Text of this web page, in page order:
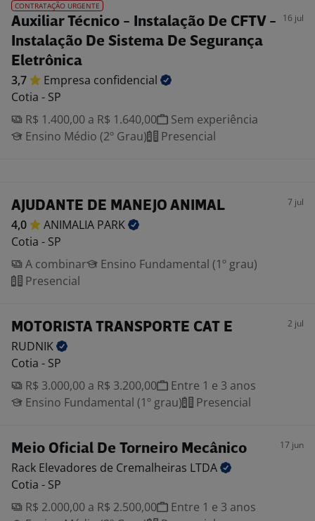
CONTRATAÇÃO URGENTE
Auxiliar Técnico - Instalação De CFTV -
Instalação De Sistema De Segurança
Eletrônica
16 jul
3,7 Empresa confidencial
Cotia - SP
R$ 1.400,00 a R$ 1.640,00
Sem experiência
Ensino Médio (2º Grau)
Presencial
AJUDANTE DE MANEJO ANIMAL 7 jul
4,0 ANIMALIA PARK
Cotia - SP
A combinar
Ensino Fundamental (1º grau)
Presencial
MOTORISTA TRANSPORTE CAT E 2 jul
RUDNIK
Cotia - SP
R$ 3.000,00 a R$ 3.200,00
Entre 1 e 3 anos
Ensino Fundamental (1º grau)
Presencial
Meio Oficial De Torneiro Mecânico 17 jun
Rack Elevadores de Cremalheiras LTDA
Cotia - SP
R$ 2.000,00 a R$ 2.500,00
Entre 1 e 3 anos